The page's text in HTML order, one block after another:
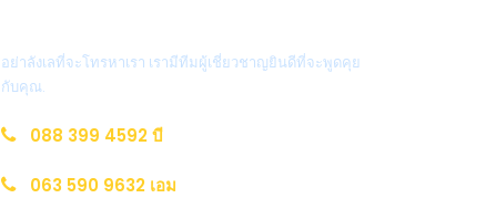
อย่าลังเลที่จะโทรหาเรา เรามีทีมผู้เชี่ยวชาญยินดีที่จะพูดคุย
กับคุณ.
088 399 4592 บี
063 590 9632 เอม